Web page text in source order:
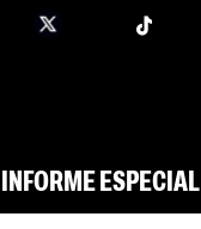
facebook
INFORME ESPECIAL